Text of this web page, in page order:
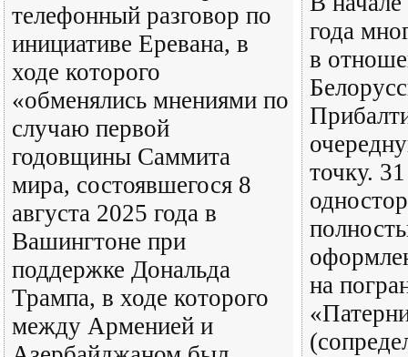
телефонный разговор по
инициативе Еревана, в
ходе которого
«обменялись мнениями по
случаю первой
годовщины Саммита
мира, состоявшегося 8
августа 2025 года в
Вашингтоне при
поддержке Дональда
Трампа, в ходе которого
между Арменией и
года
в
точку.
на